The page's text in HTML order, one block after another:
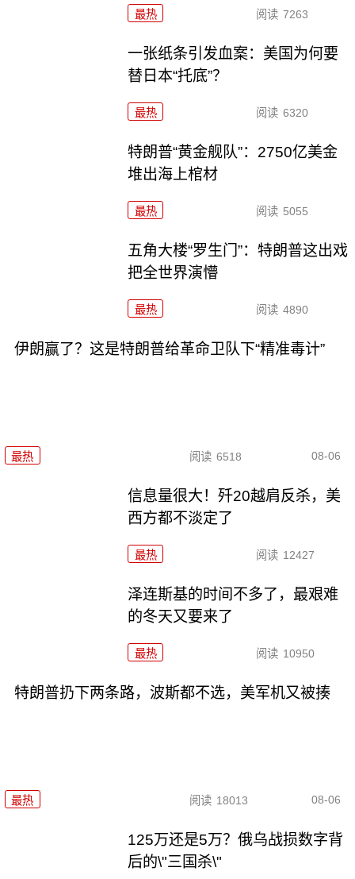
最热 阅读 7263
一张纸条引发血案：美国为何要
替日本“托底”？
最热 阅读 6320
特朗普“黄金舰队”：2750亿美金
堆出海上棺材
最热 阅读 5055
五角大楼“罗生门”：特朗普这出戏
把全世界演懵
最热 阅读 4890
伊朗赢了？这是特朗普给革命卫队下“精准毒计”
最热 阅读 6518 08-06
信息量很大！歼20越肩反杀，美
西方都不淡定了
最热 阅读 12427
泽连斯基的时间不多了，最艰难
的冬天又要来了
最热 阅读 10950
特朗普扔下两条路，波斯都不选，美军机又被揍
最热 阅读 18013 08-06
125万还是5万？俄乌战损数字背
后的\"三国杀\"